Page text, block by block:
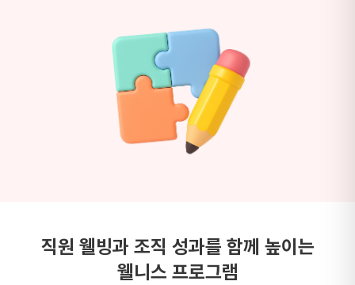
직원 웰빙과 조직 성과를 함께 높이는
웰니스 프로그램